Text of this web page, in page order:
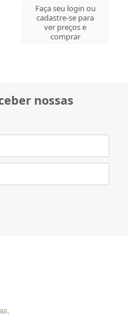
Faça seu login ou
cadastre-se para
ver preços e
comprar
nossas